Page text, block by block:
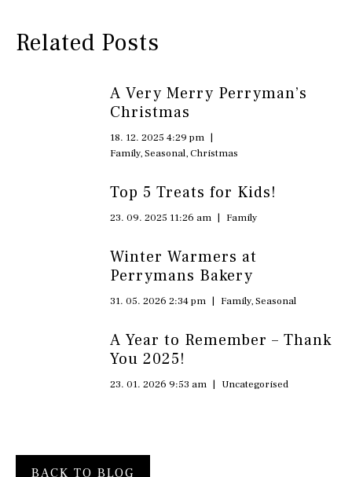
Related Posts
A Very Merry Perryman’s
Christmas
18. 12. 2025 4:29 pm |
Family,Seasonal,Christmas
Top 5 Treats for Kids!
23. 09. 2025 11:26 am | Family
Winter Warmers at
Perrymans Bakery
31. 05. 2026 2:34 pm | Family,Seasonal
A Year to Remember – Thank
You 2025!
23. 01. 2026 9:53 am | Uncategorised
BACK TO BLOG